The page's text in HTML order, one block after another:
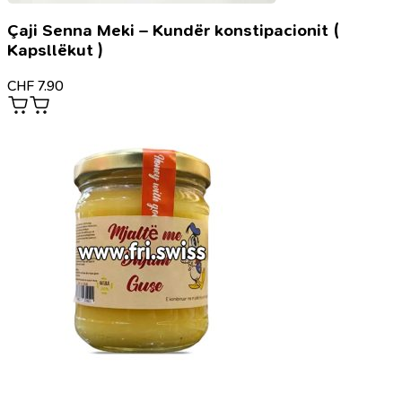
Çaji Senna Meki – Kundër konstipacionit (
Kapsllëkut )
CHF 7.90